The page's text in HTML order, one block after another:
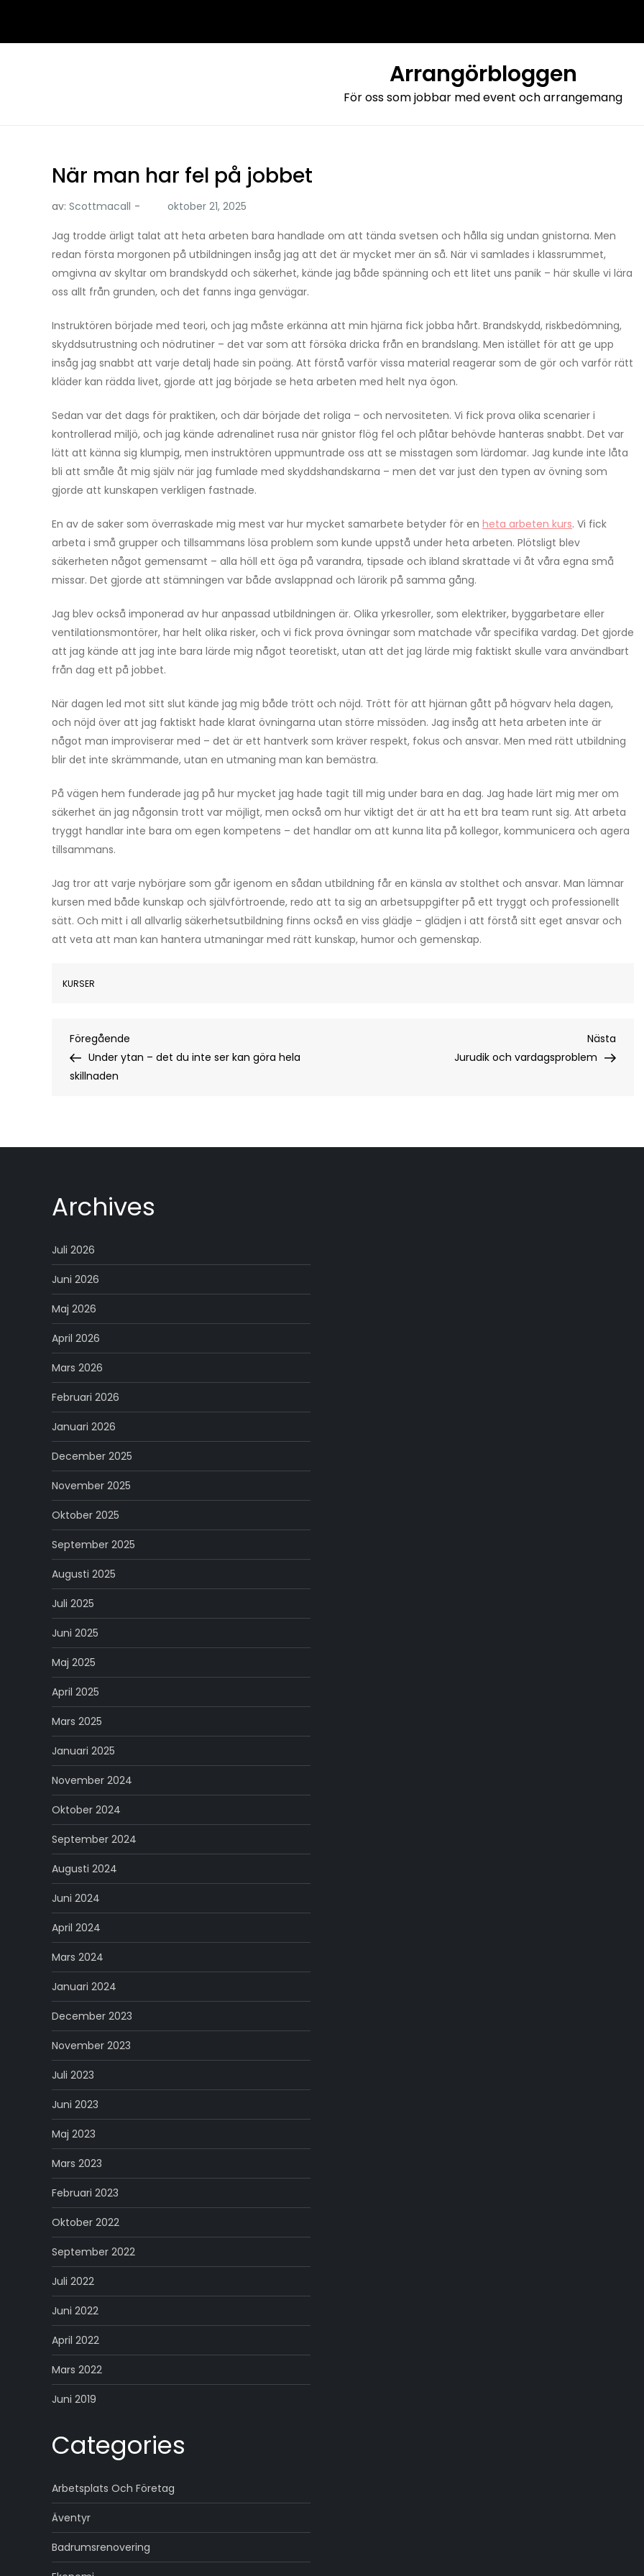
innehåll
Arrangörbloggen
För oss som jobbar med event och arrangemang
När man har fel på jobbet
av: Scottmacall
Jag trodde ärligt talat att heta arbeten bara handlade om att tända svetsen och hålla sig undan gnistorna. Men
redan första morgonen på utbildningen insåg jag att det är mycket mer än så. När vi samlades i klassrummet,
omgivna av skyltar om brandskydd och säkerhet, kände jag både spänning och ett litet uns panik – här skulle vi lära
oss allt från grunden, och det fanns inga genvägar.
Instruktören började med teori, och jag måste erkänna att min hjärna fick jobba hårt. Brandskydd, riskbedömning,
skyddsutrustning och nödrutiner – det var som att försöka dricka från en brandslang. Men istället för att ge upp
insåg jag snabbt att varje detalj hade sin poäng. Att förstå varför vissa material reagerar som de gör och varför rätt
kläder kan rädda livet, gjorde att jag började se heta arbeten med helt nya ögon.
Sedan var det dags för praktiken, och där började det roliga – och nervositeten. Vi fick prova olika scenarier i
kontrollerad miljö, och jag kände adrenalinet rusa när gnistor flög fel och plåtar behövde hanteras snabbt. Det var
lätt att känna sig klumpig, men instruktören uppmuntrade oss att se misstagen som lärdomar. Jag kunde inte låta
bli att småle åt mig själv när jag fumlade med skyddshandskarna – men det var just den typen av övning som
gjorde att kunskapen verkligen fastnade.
En av de saker som överraskade mig mest var hur mycket samarbete betyder för en heta arbeten kurs. Vi fick
arbeta i små grupper och tillsammans lösa problem som kunde uppstå under heta arbeten. Plötsligt blev
säkerheten något gemensamt – alla höll ett öga på varandra, tipsade och ibland skrattade vi åt våra egna små
missar. Det gjorde att stämningen var både avslappnad och lärorik på samma gång.
Jag blev också imponerad av hur anpassad utbildningen är. Olika yrkesroller, som elektriker, byggarbetare eller
ventilationsmontörer, har helt olika risker, och vi fick prova övningar som matchade vår specifika vardag. Det gjorde
att jag kände att jag inte bara lärde mig något teoretiskt, utan att det jag lärde mig faktiskt skulle vara användbart
från dag ett på jobbet.
När dagen led mot sitt slut kände jag mig både trött och nöjd. Trött för att hjärnan gått på högvarv hela dagen,
och nöjd över att jag faktiskt hade klarat övningarna utan större missöden. Jag insåg att heta arbeten inte är
något man improviserar med – det är ett hantverk som kräver respekt, fokus och ansvar. Men med rätt utbildning
blir det inte skrämmande, utan en utmaning man kan bemästra.
På vägen hem funderade jag på hur mycket jag hade tagit till mig under bara en dag. Jag hade lärt mig mer om
säkerhet än jag någonsin trott var möjligt, men också om hur viktigt det är att ha ett bra team runt sig. Att arbeta
tryggt handlar inte bara om egen kompetens – det handlar om att kunna lita på kollegor, kommunicera och agera
tillsammans.
Jag tror att varje nybörjare som går igenom en sådan utbildning får en känsla av stolthet och ansvar. Man lämnar
kursen med både kunskap och självförtroende, redo att ta sig an arbetsuppgifter på ett tryggt och professionellt
sätt. Och mitt i all allvarlig säkerhetsutbildning finns också en viss glädje – glädjen i att förstå sitt eget ansvar och
att veta att man kan hantera utmaningar med rätt kunskap, humor och gemenskap.
KURSER
Inläggsnavigering
Föregående
inlägg
Föregående
Under ytan – det du inte ser kan göra hela
skillnaden
Nästa
Jurudik och vardagsproblem
Archives
Juli 2026
Juni 2026
Maj 2026
April 2026
Mars 2026
Februari 2026
Januari 2026
December 2025
November 2025
Oktober 2025
September 2025
Augusti 2025
Juli 2025
Juni 2025
Maj 2025
April 2025
Mars 2025
Januari 2025
November 2024
Oktober 2024
September 2024
Augusti 2024
Juni 2024
April 2024
Mars 2024
Januari 2024
December 2023
November 2023
Juli 2023
Juni 2023
Maj 2023
Mars 2023
Februari 2023
Oktober 2022
September 2022
Juli 2022
Juni 2022
April 2022
Mars 2022
Juni 2019
Categories
Arbetsplats Och Företag
Äventyr
Badrumsrenovering